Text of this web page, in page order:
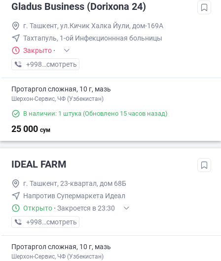
Gladus Business (Dorixona 24)
г. Ташкент, ул.Кичик Халка Йули, дом-169А
Тахтапуль, 1-ой Инфекционнная больницы
Закрыто ·
+998 (94) XXX-XX-XX
смотреть
Протаргол сложная, 10 г, мазь
Шерхон-Сервис, ЧФ (Узбекистан)
В наличии: 1 штука (Обновлено 15 часов назад)
25 000 сум
IDEAL FARM
г. Ташкент, 23-квартал, дом 68Б
Напротив Супермаркета Идеал
Открыто · Закроется в 23:30
+998 (71) XXX-XX-XX
смотреть
Протаргол сложная, 10 г, мазь
Шерхон-Сервис, ЧФ (Узбекистан)